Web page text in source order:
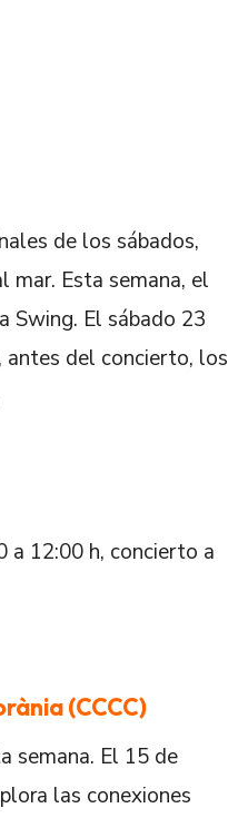
de los sábados,
mar. Esta semana, el
Swing. El sábado 23
antes del concierto, los
a 12:00 h, concierto a
(CCCC)
semana. El 15 de
las conexiones